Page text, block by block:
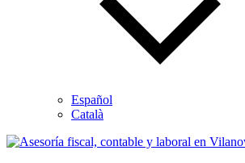
Español
Català